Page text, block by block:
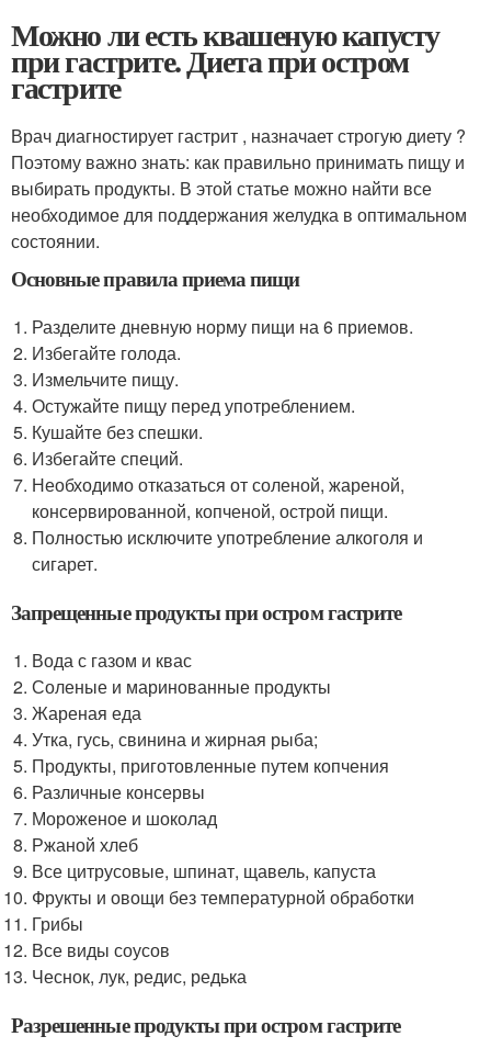
Можно ли есть квашеную капусту
при гастрите. Диета при остром
гастрите
Врач диагностирует гастрит , назначает строгую диету ?
Поэтому важно знать: как правильно принимать пищу и
выбирать продукты. В этой статье можно найти все
необходимое для поддержания желудка в оптимальном
состоянии.
Основные правила приема пищи
Разделите дневную норму пищи на 6 приемов.
Избегайте голода.
Измельчите пищу.
Остужайте пищу перед употреблением.
Кушайте без спешки.
Избегайте специй.
Необходимо отказаться от соленой, жареной,
консервированной, копченой, острой пищи.
Полностью исключите употребление алкоголя и
сигарет.
Запрещенные продукты при остром гастрите
Вода с газом и квас
Соленые и маринованные продукты
Жареная еда
Утка, гусь, свинина и жирная рыба;
Продукты, приготовленные путем копчения
Различные консервы
Мороженое и шоколад
Ржаной хлеб
Все цитрусовые, шпинат, щавель, капуста
Фрукты и овощи без температурной обработки
Грибы
Все виды соусов
Чеснок, лук, редис, редька
Разрешенные продукты при остром гастрите